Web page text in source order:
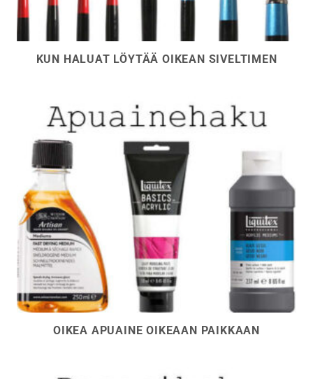
KUN HALUAT LÖYTÄÄ OIKEAN SIVELTIMEN
OIKEA APUAINE OIKEAAN PAIKKAAN